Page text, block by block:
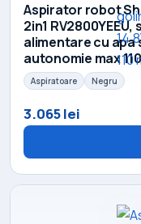
Aspirator robot
2in1
alimentare cu apa
autonomie max
Aspiratoare Negru
3.065 lei